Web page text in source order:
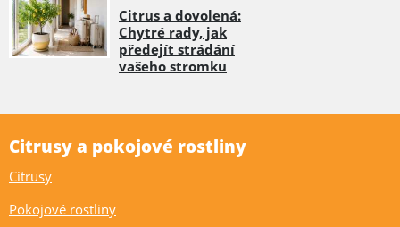
Citrus a dovolená:
Chytré rady, jak
předejít strádání
vašeho stromku
Citrusy a pokojové rostliny
Citrusy
Pokojové rostliny